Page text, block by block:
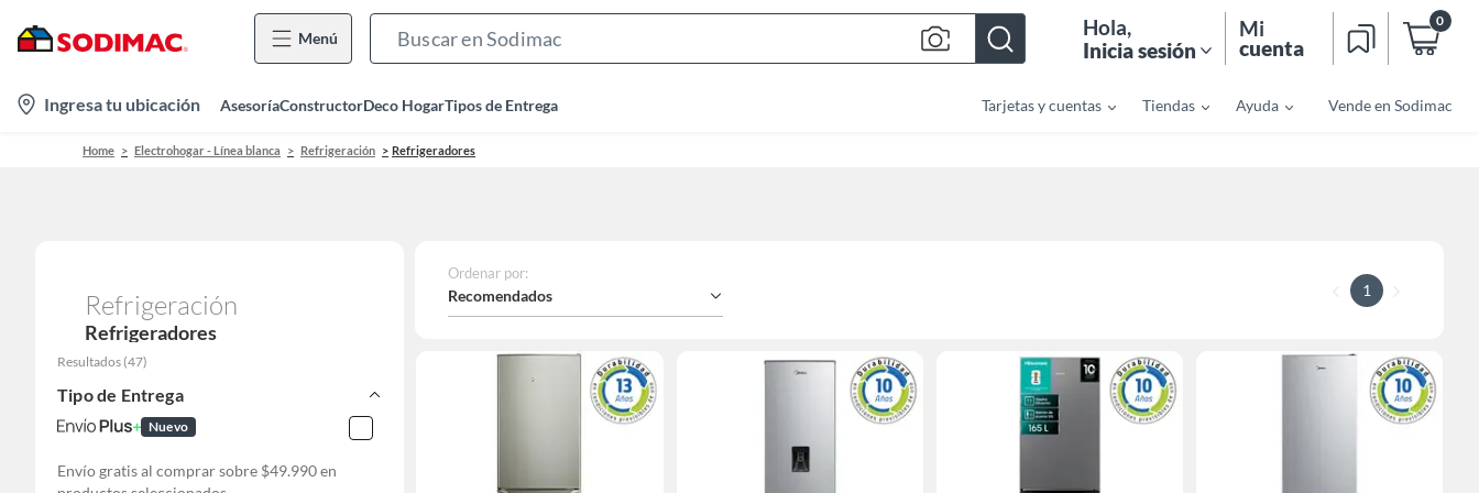
Menú
Bar
Hola,
Inicia sesión
Mi
cuenta
0
location-
icon
Ingresa tu ubicación AsesoríaConstructorDeco HogarTipos de Entrega Tarjetas y cuentas Tiendas Ayuda Vende en Sodimac
Home Electrohogar - Línea blanca Refrigeración Refrigeradores
Refrigeración
Refrigeradores
Resultados (47)
Tipo de Entrega
Nuevo
Envío gratis al comprar sobre $49.990 en
Ordenar por:
Recomendados 1